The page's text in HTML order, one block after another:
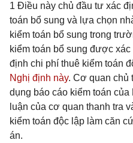
1 Điều này chủ đầu tư xác
toán bổ sung và lựa chọn
kiểm toán bổ sung trong
kiểm toán bổ sung được
định chi phí thuê kiểm toán
Nghị định này. Cơ quan chủ
dụng báo cáo kiểm toán
luận của cơ quan thanh tra
kiểm toán độc lập làm căn
án.